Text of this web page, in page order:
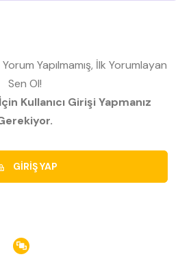
Yapılmamış, İlk Yorumlayan
Sen Ol!
Kullanıcı Girişi Yapmanız
GİRİŞ YAP